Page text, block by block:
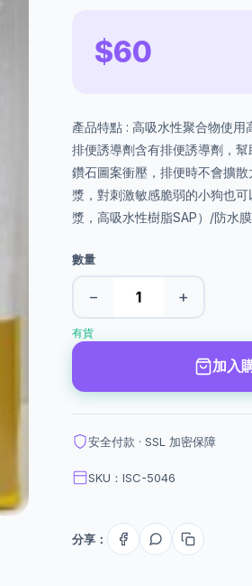
$60
產品特點 : 高吸水性聚合物使用
排便誘導劑含有排便誘導劑，
鑽石圖案衝壓，排便時不會擴
漿，對刺激敏感脆弱的小狗也
漿，高吸水性樹脂SAP）/防水膜
數量
− +
有貨
加入
安全付款 · SSL 加密保障
SKU：ISC-5046
分享：